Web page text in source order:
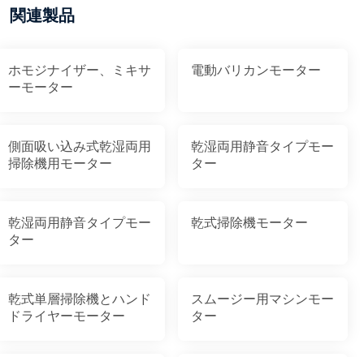
関連製品
ホモジナイザー、ミキサ
ーモーター
電動バリカンモーター
側面吸い込み式乾湿両用
掃除機用モーター
乾湿両用静音タイプモー
ター
乾湿両用静音タイプモー
ター
乾式掃除機モーター
乾式単層掃除機とハンド
ドライヤーモーター
スムージー用マシンモー
ター